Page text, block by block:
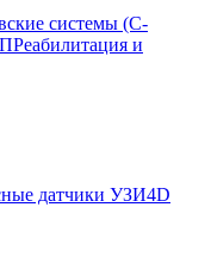
системы (С-
Реабилитация и
датчики УЗИ4D